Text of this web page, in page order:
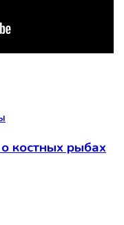
костных рыбах